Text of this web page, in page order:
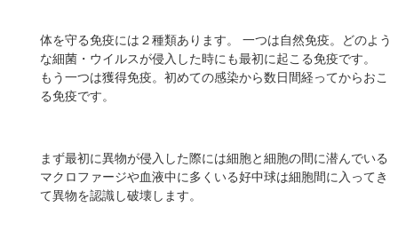
体を守る免疫には２種類あります。 一つは自然免疫。どのよう
な細菌・ウイルスが侵入した時にも最初に起こる免疫です。
もう一つは獲得免疫。初めての感染から数日間経ってからおこ
る免疫です。
まず最初に異物が侵入した際には細胞と細胞の間に潜んでいる
マクロファージや血液中に多くいる好中球は細胞間に入ってき
て異物を認識し破壊します。